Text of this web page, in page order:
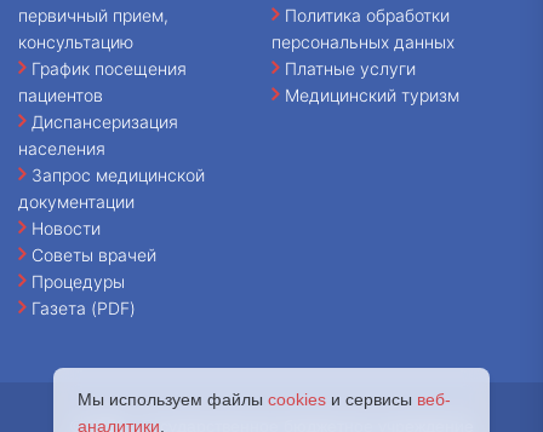
первичный прием,
консультацию
График посещения
пациентов
Диспансеризация
населения
Запрос медицинской
документации
Новости
Советы врачей
Процедуры
Газета (PDF)
Политика обработки
персональных данных
Платные услуги
Медицинский туризм
© 2026 - Государственное бюджетное учреждение
Мы используем файлы cookies и сервисы веб-
аналитики